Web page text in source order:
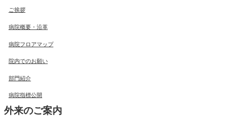
ご挨拶
病院概要・沿革
病院フロアマップ
院内でのお願い
部門紹介
病院指標公開
外来のご案内